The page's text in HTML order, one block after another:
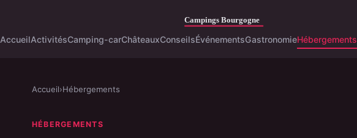
AccueilActivitésCamping-carChâteauxConseilsÉvénementsGastronomieHébergements
Accueil›Hébergements
HÉBERGEMENTS